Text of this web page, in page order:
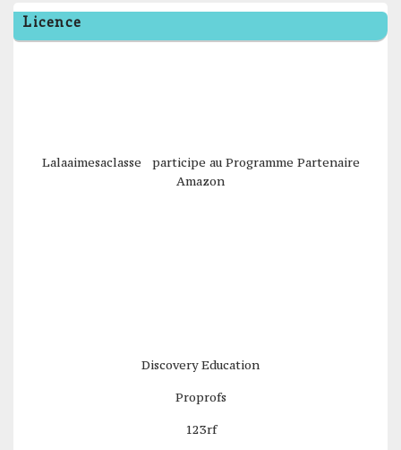
Licence
Lalaaimesaclasse participe au Programme Partenaire
Amazon
Discovery Education
Proprofs
123rf